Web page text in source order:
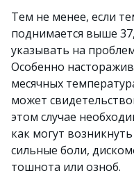
Тем не менее, если
поднимается выше
указывать на
Особенно
месячных
может
этом случае
как могут
сильные боли,
тошнота или озноб.